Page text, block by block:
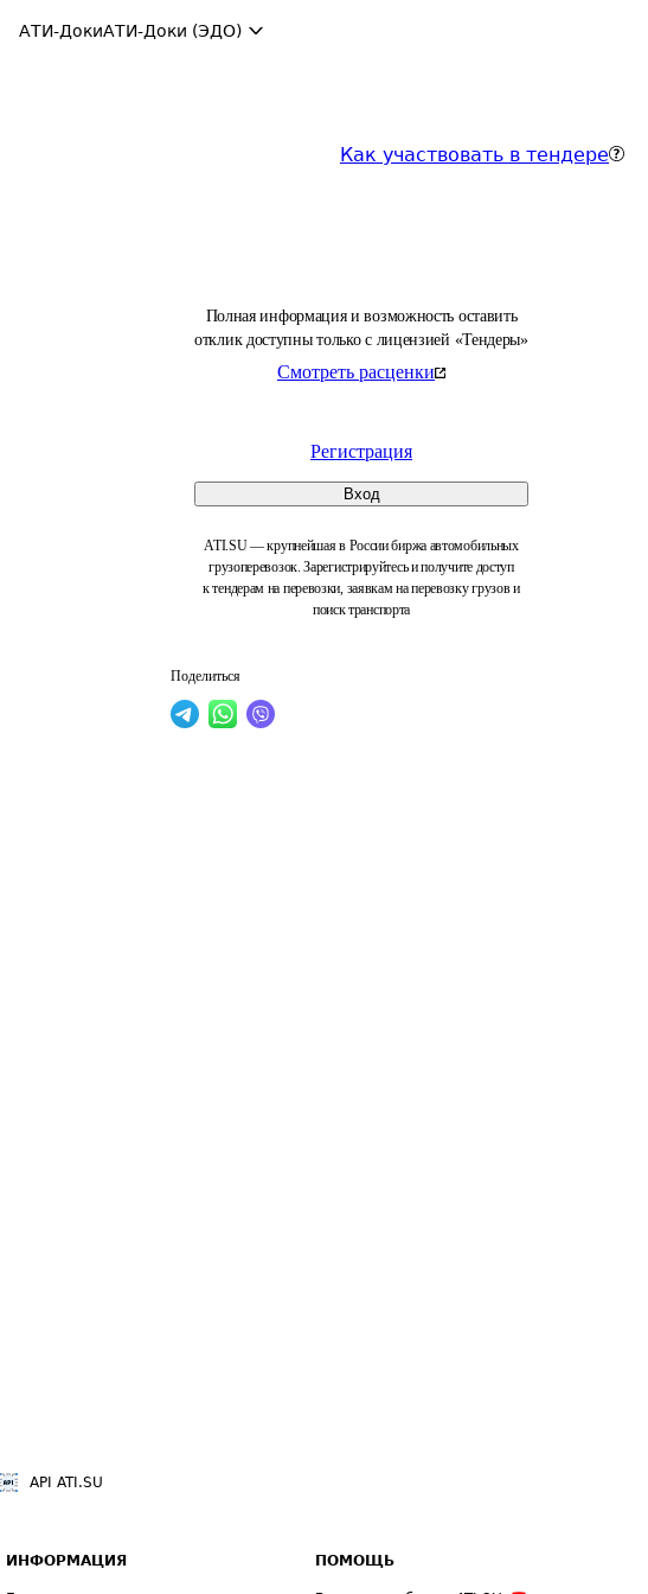
АТИ-ДокиАТИ-Доки (ЭДО)
Как участвовать в тендере
Полная информация и возможность оставить
отклик доступны только с лицензией «Тендеры»
Смотреть расценки
Регистрация
Вход
ATI.SU — крупнейшая в России биржа автомобильных
грузоперевозок. Зарегистрируйтесь и получите доступ
к тендерам на перевозки, заявкам на перевозку грузов и
поиск транспорта
Поделиться
API ATI.SU
ИНФОРМАЦИЯ ПОМОЩЬ